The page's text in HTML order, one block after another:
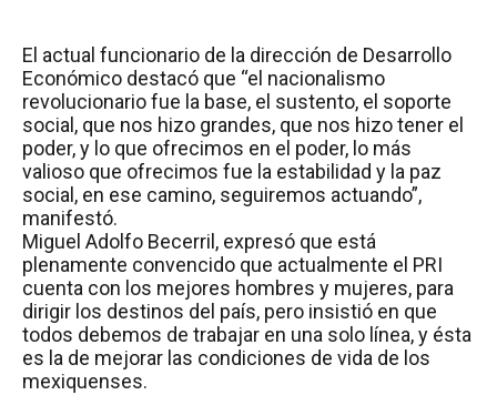
El actual funcionario de la dirección de Desarrollo
Económico destacó que “el nacionalismo
revolucionario fue la base, el sustento, el soporte
social, que nos hizo grandes, que nos hizo tener el
poder, y lo que ofrecimos en el poder, lo más
valioso que ofrecimos fue la estabilidad y la paz
social, en ese camino, seguiremos actuando”,
manifestó.
Miguel Adolfo Becerril, expresó que está
plenamente convencido que actualmente el PRI
cuenta con los mejores hombres y mujeres, para
dirigir los destinos del país, pero insistió en que
todos debemos de trabajar en una solo línea, y ésta
es la de mejorar las condiciones de vida de los
mexiquenses.